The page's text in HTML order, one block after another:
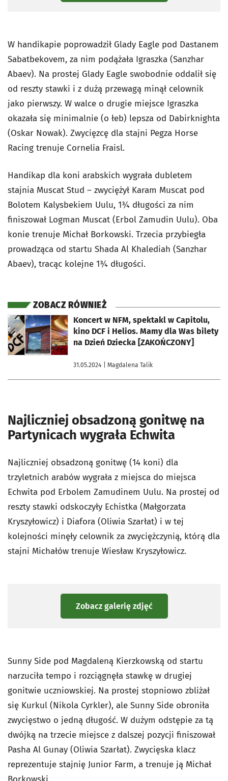
W handikapie poprowadził Glady Eagle pod Dastanem
Sabatbekovem, za nim podążała Igraszka (Sanzhar
Abaev). Na prostej Glady Eagle swobodnie oddalił się
od reszty stawki i z dużą przewagą minął celownik
jako pierwszy. W walce o drugie miejsce Igraszka
okazała się minimalnie (o łeb) lepsza od Dabirknighta
(Oskar Nowak). Zwycięzcę dla stajni Pegza Horse
Racing trenuje Cornelia Fraisl.
Handikap dla koni arabskich wygrała dubletem
stajnia Muscat Stud – zwyciężył Karam Muscat pod
Bolotem Kalysbekiem Uulu, 1¾ długości za nim
finiszował Logman Muscat (Erbol Zamudin Uulu). Oba
konie trenuje Michał Borkowski. Trzecia przybiegła
prowadząca od startu Shada Al Khalediah (Sanzhar
Abaev), tracąc kolejne 1¾ długości.
ZOBACZ RÓWNIEŻ
Koncert w NFM, spektakl w Capitolu,
kino DCF i Helios. Mamy dla Was bilety
na Dzień Dziecka [ZAKOŃCZONY]
31.05.2024 | Magdalena Talik
otworzy się w nowej karcie
Najliczniej obsadzoną gonitwę na
Partynicach wygrała Echwita
Najliczniej obsadzoną gonitwę (14 koni) dla
trzyletnich arabów wygrała z miejsca do miejsca
Echwita pod Erbolem Zamudinem Uulu. Na prostej od
reszty stawki odskoczyły Echistka (Małgorzata
Kryszyłowicz) i Diafora (Oliwia Szarłat) i w tej
kolejności minęły celownik za zwyciężczynią, którą dla
stajni Michałów trenuje Wiesław Kryszyłowicz.
Zobacz galerię zdjęć
Sunny Side pod Magdaleną Kierzkowską od startu
narzuciła tempo i rozciągnęła stawkę w drugiej
gonitwie uczniowskiej. Na prostej stopniowo zbliżał
się Kurkul (Nikola Cyrkler), ale Sunny Side obroniła
zwycięstwo o jedną długość. W dużym odstępie za tą
dwójką na trzecie miejsce z dalszej pozycji finiszował
Pasha Al Gunay (Oliwia Szarłat). Zwycięska klacz
reprezentuje stajnię Junior Farm, a trenuje ją Michał